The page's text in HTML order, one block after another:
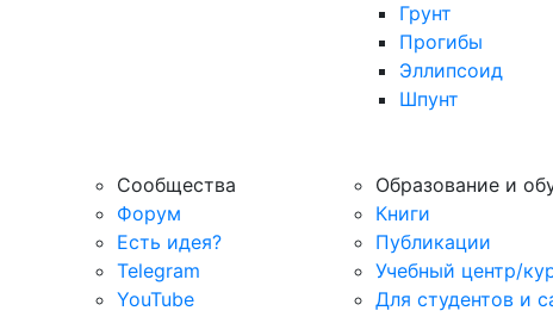
Грунт
Прогибы
Эллипсоид
Шпунт
Сообщества
Форум
Есть идея?
Telegram
YouTube
Образование и
Книги
Публикации
Учебный центр/
Для студентов и